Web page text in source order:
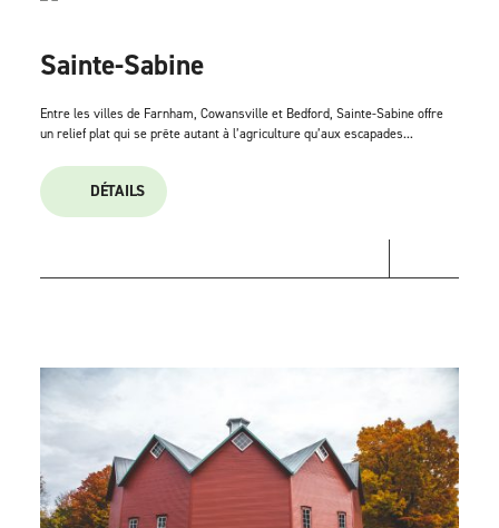
Sainte-Sabine
Entre les villes de Farnham, Cowansville et Bedford, Sainte-Sabine offre
un relief plat qui se prête autant à l’agriculture qu’aux escapades...
DÉTAILS